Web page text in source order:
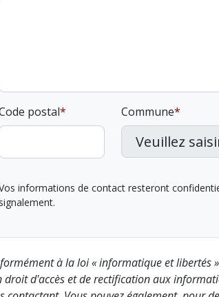
postal Commune
informations de contact resteront
signalement.
à la loi « informatique et libertés
droit d'accès et de rectification aux